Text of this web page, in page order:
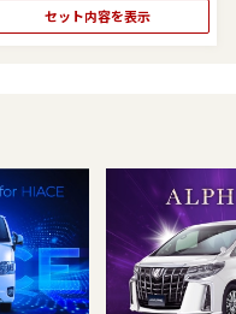
セット内容を表示